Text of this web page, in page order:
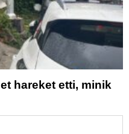
hareket etti, minik